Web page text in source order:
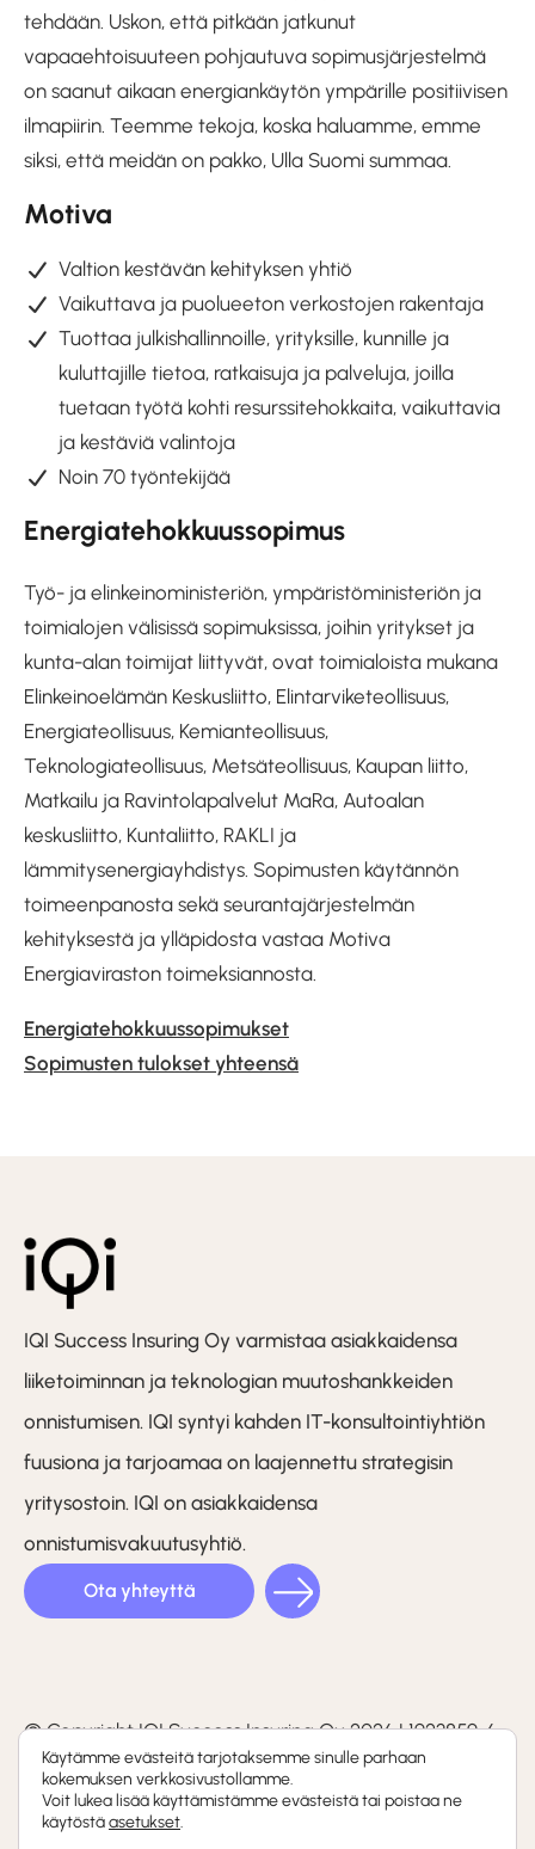
tehdään. Uskon, että pitkään jatkunut
vapaaehtoisuuteen pohjautuva sopimusjärjestelmä
on saanut aikaan energiankäytön ympärille positiivisen
ilmapiirin. Teemme tekoja, koska haluamme, emme
siksi, että meidän on pakko, Ulla Suomi summaa.
Motiva
Valtion kestävän kehityksen yhtiö
Vaikuttava ja puolueeton verkostojen rakentaja
Tuottaa julkishallinnoille, yrityksille, kunnille ja
kuluttajille tietoa, ratkaisuja ja palveluja, joilla
tuetaan työtä kohti resurssitehokkaita, vaikuttavia
ja kestäviä valintoja
Noin 70 työntekijää
Energiatehokkuussopimus
Työ- ja elinkeinoministeriön, ympäristöministeriön ja
toimialojen välisissä sopimuksissa, joihin yritykset ja
kunta-alan toimijat liittyvät, ovat toimialoista mukana
Elinkeinoelämän Keskusliitto, Elintarviketeollisuus,
Energiateollisuus, Kemianteollisuus,
Teknologiateollisuus, Metsäteollisuus, Kaupan liitto,
Matkailu ja Ravintolapalvelut MaRa, Autoalan
keskusliitto, Kuntaliitto, RAKLI ja
lämmitysenergiayhdistys. Sopimusten käytännön
toimeenpanosta sekä seurantajärjestelmän
kehityksestä ja ylläpidosta vastaa Motiva
Energiaviraston toimeksiannosta.
Energiatehokkuussopimukset
Sopimusten tulokset yhteensä
IQI Success Insuring Oy varmistaa asiakkaidensa
liiketoiminnan ja teknologian muutoshankkeiden
onnistumisen. IQI syntyi kahden IT-konsultointiyhtiön
fuusiona ja tarjoamaa on laajennettu strategisin
yritysostoin. IQI on asiakkaidensa
onnistumisvakuutusyhtiö.
Ota yhteyttä
(F)
© Copyright IQI Success Insuring Oy 2026 | 1923859-6
Tietosuojaseloste
Whistleblowing-kanava
Käytämme evästeitä tarjotaksemme sinulle parhaan
kokemuksen verkkosivustollamme.
Voit lukea lisää käyttämistämme evästeistä tai poistaa ne
käytöstäasetukset.